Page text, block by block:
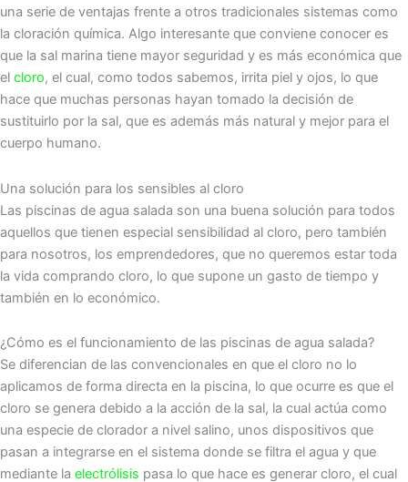
una serie de ventajas frente a otros tradicionales sistemas como
la cloración química. Algo interesante que conviene conocer es
que la sal marina tiene mayor seguridad y es más económica que
el cloro, el cual, como todos sabemos, irrita piel y ojos, lo que
hace que muchas personas hayan tomado la decisión de
sustituirlo por la sal, que es además más natural y mejor para el
cuerpo humano.
Una solución para los sensibles al cloro
Las piscinas de agua salada son una buena solución para todos
aquellos que tienen especial sensibilidad al cloro, pero también
para nosotros, los emprendedores, que no queremos estar toda
la vida comprando cloro, lo que supone un gasto de tiempo y
también en lo económico.
¿Cómo es el funcionamiento de las piscinas de agua salada?
Se diferencian de las convencionales en que el cloro no lo
aplicamos de forma directa en la piscina, lo que ocurre es que el
cloro se genera debido a la acción de la sal, la cual actúa como
una especie de clorador a nivel salino, unos dispositivos que
pasan a integrarse en el sistema donde se filtra el agua y que
mediante la electrólisis pasa lo que hace es generar cloro, el cual